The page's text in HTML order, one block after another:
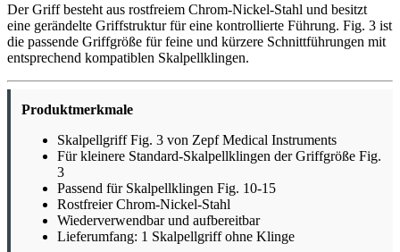
Der Griff besteht aus rostfreiem Chrom-Nickel-Stahl und besitzt
eine gerändelte Griffstruktur für eine kontrollierte Führung. Fig. 3 ist
die passende Griffgröße für feine und kürzere Schnittführungen mit
entsprechend kompatiblen Skalpellklingen.
Produktmerkmale
Skalpellgriff Fig. 3 von Zepf Medical Instruments
Für kleinere Standard-Skalpellklingen der Griffgröße Fig.
3
Passend für Skalpellklingen Fig. 10-15
Rostfreier Chrom-Nickel-Stahl
Wiederverwendbar und aufbereitbar
Lieferumfang: 1 Skalpellgriff ohne Klinge